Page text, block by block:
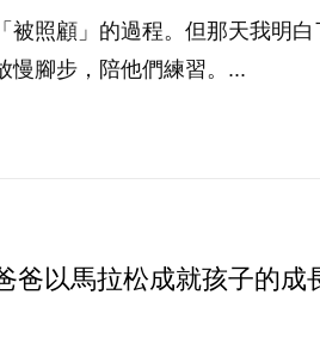
被照顧」的過程。但那天我明
慢腳步，陪他們練習。...
爸以馬拉松成就孩子的成